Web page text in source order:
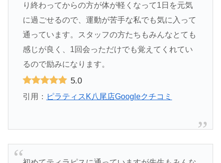
り終わってからの方が体が軽くなって1日を元気
に過ごせるので、運動が苦手な私でも気に入って
通っています。スタッフの方たちもみんなとても
感じが良く、1回会っただけでも覚えてくれてい
るので励みになります。
5.0
引用： ピラティスK八尾店Googleクチコミ